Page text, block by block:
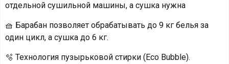
отдельной сушильной машины, а сушка нужна
🧺 Барабан позволяет обрабатывать до 9 кг белья за
один цикл, а сушка до 6 кг.
🫧 Технология пузырьковой стирки (Eco Bubble).